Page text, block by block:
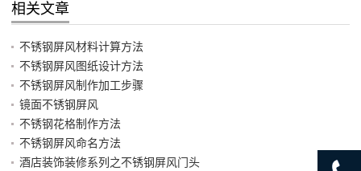
相关文章
不锈钢屏风材料计算方法
不锈钢屏风图纸设计方法
不锈钢屏风制作加工步骤
镜面不锈钢屏风
不锈钢花格制作方法
不锈钢屏风命名方法
酒店装饰装修系列之不锈钢屏风门头